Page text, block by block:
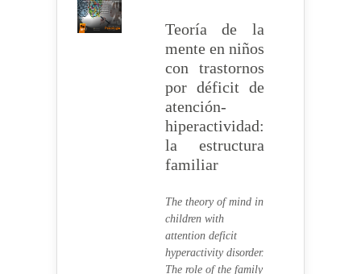
Teoría de la
mente en niños
con trastornos
por déficit de
atención-
hiperactividad:
la estructura
familiar
The theory of mind in
children with
attention deficit
hyperactivity disorder.
The role of the family